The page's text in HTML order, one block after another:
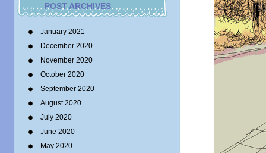
POST ARCHIVES
January 2021
December 2020
November 2020
October 2020
September 2020
August 2020
July 2020
June 2020
May 2020